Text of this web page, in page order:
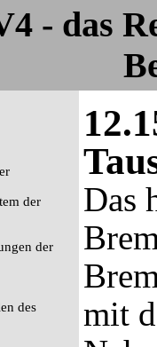
- das
der
der
des
Das
mit